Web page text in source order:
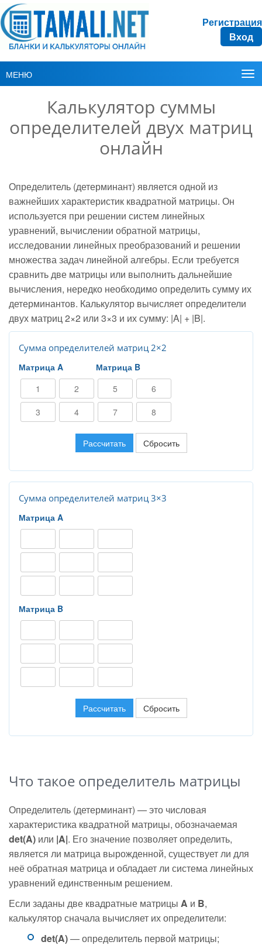
Регистрация
Вход
МЕНЮ
Калькулятор суммы
определителей двух матриц
онлайн
Определитель (детерминант) является одной из
важнейших характеристик квадратной матрицы. Он
используется при решении систем линейных
уравнений, вычислении обратной матрицы,
исследовании линейных преобразований и решении
множества задач линейной алгебры. Если требуется
сравнить две матрицы или выполнить дальнейшие
вычисления, нередко необходимо определить сумму их
детерминантов. Калькулятор вычисляет определители
двух матриц 2×2 или 3×3 и их сумму: |A| + |B|.
Сумма определителей матриц 2×2
Матрица A
Матрица B
Рассчитать Сбросить
Сумма определителей матриц 3×3
Матрица A
Матрица B
Рассчитать Сбросить
Что такое определитель матрицы
Определитель (детерминант) — это числовая
характеристика квадратной матрицы, обозначаемая
det(A) или |A|. Его значение позволяет определить,
является ли матрица вырожденной, существует ли для
неё обратная матрица и обладает ли система линейных
уравнений единственным решением.
Если заданы две квадратные матрицы A и B,
калькулятор сначала вычисляет их определители:
det(A)— определитель первой матрицы;